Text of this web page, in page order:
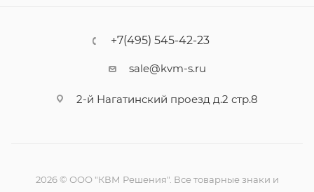
+7(495) 545-42-23
sale@kvm-s.ru
2-й Нагатинский проезд д.2 стр.8
2026 © ООО "КВМ Решения". Все товарные знаки и